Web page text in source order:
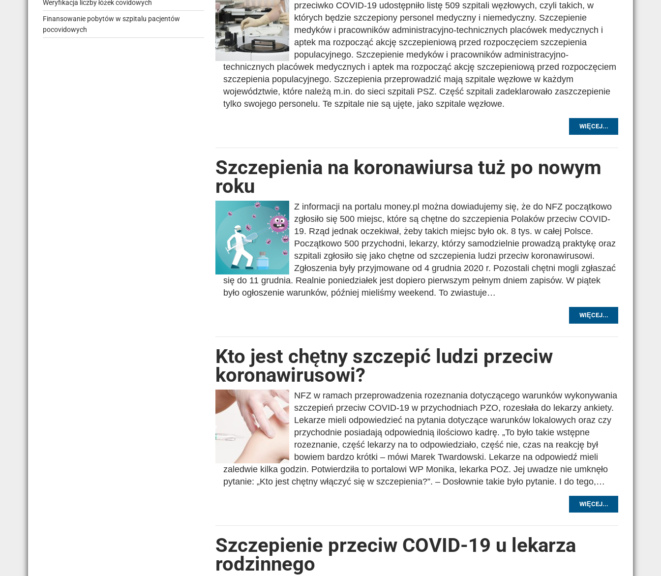
przeciwko COVID-19 udostępniło listę 509 szpitali węzłowych, czyli takich, w
których będzie szczepiony personel medyczny i niemedyczny. Szczepienie
medyków i pracowników administracyjno-technicznych placówek medycznych i
aptek ma rozpocząć akcję szczepieniową przed rozpoczęciem szczepienia
populacyjnego. Szczepienie medyków i pracowników administracyjno-
technicznych placówek medycznych i aptek ma rozpocząć akcję szczepieniową przed rozpoczęciem
szczepienia populacyjnego. Szczepienia przeprowadzić mają szpitale węzłowe w każdym
województwie, które należą m.in. do sieci szpitali PSZ. Część szpitali zadeklarowało zaszczepienie
tylko swojego personelu. Te szpitale nie są ujęte, jako szpitale węzłowe.
WIĘCEJ...
Szczepienia na koronawiursa tuż po nowym
roku
Z informacji na portalu money.pl można dowiadujemy się, że do NFZ początkowo
zgłosiło się 500 miejsc, które są chętne do szczepienia Polaków przeciw COVID-
19. Rząd jednak oczekiwał, żeby takich miejsc było ok. 8 tys. w całej Polsce.
Początkowo 500 przychodni, lekarzy, którzy samodzielnie prowadzą praktykę oraz
szpitali zgłosiło się jako chętne od szczepienia ludzi przeciw koronawirusowi.
Zgłoszenia były przyjmowane od 4 grudnia 2020 r. Pozostali chętni mogli zgłaszać
się do 11 grudnia. Realnie poniedziałek jest dopiero pierwszym pełnym dniem zapisów. W piątek
było ogłoszenie warunków, później mieliśmy weekend. To zwiastuje…
WIĘCEJ...
Kto jest chętny szczepić ludzi przeciw
koronawirusowi?
NFZ w ramach przeprowadzenia rozeznania dotyczącego warunków wykonywania
szczepień przeciw COVID-19 w przychodniach PZO, rozesłała do lekarzy ankiety.
Lekarze mieli odpowiedzieć na pytania dotyczące warunków lokalowych oraz czy
przychodnie posiadają odpowiednią ilościowo kadrę. „To było takie wstępne
rozeznanie, część lekarzy na to odpowiedziało, część nie, czas na reakcję był
bowiem bardzo krótki – mówi Marek Twardowski. Lekarze na odpowiedź mieli
zaledwie kilka godzin. Potwierdziła to portalowi WP Monika, lekarka POZ. Jej uwadze nie umknęło
pytanie: „Kto jest chętny włączyć się w szczepienia?”. – Dosłownie takie było pytanie. I do tego,…
WIĘCEJ...
Szczepienie przeciw COVID-19 u lekarza
rodzinnego
Weryfikacja liczby łóżek covidowych
Finansowanie pobytów w szpitalu pacjentów
pocovidowych